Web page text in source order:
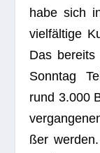
habe sich
viel­fäl­tige
Das bereits
Sonn­tag
rund 3.000
ßer